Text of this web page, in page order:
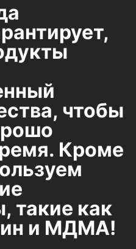
чтобы
Кроме
такие как
и МДМА!